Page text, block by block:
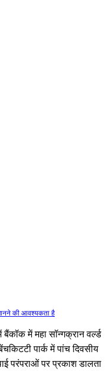
की आवश्यकता है
में महा सॉन्गक्रान वर्ल्ड
पार्क में पांच दिवसीय
परंपराओं पर प्रकाश डालता